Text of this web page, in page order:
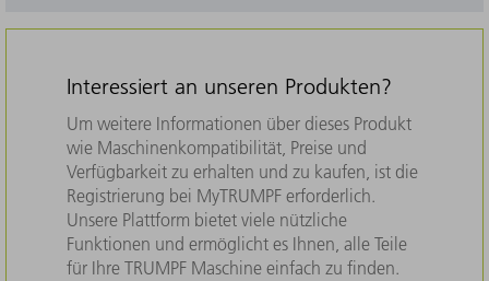
Interessiert an unseren Produkten?
Um weitere Informationen über dieses Produkt
wie Maschinenkompatibilität, Preise und
Verfügbarkeit zu erhalten und zu kaufen, ist die
Registrierung bei MyTRUMPF erforderlich.
Unsere Plattform bietet viele nützliche
Funktionen und ermöglicht es Ihnen, alle Teile
für Ihre TRUMPF Maschine einfach zu finden.